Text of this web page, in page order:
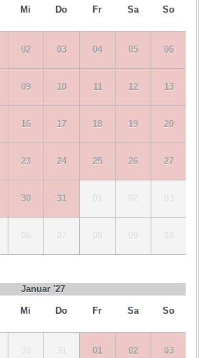
Mi Do Fr Sa So
02 03 04 05 06
09 10 11 12 13
16 17 18 19 20
23 24 25 26 27
30 31 01 02 03
06 09 10
Januar '27
Mi Do Fr Sa So
30 31 01 02 03